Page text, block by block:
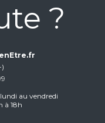
?
au vendredi
à 18h